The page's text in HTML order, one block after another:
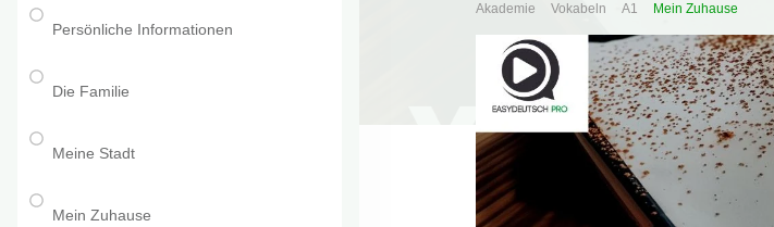
Akademie Vokabeln A1 Mein Zuhause
Persönliche Informationen
Die Familie
Meine Stadt
Mein Zuhause